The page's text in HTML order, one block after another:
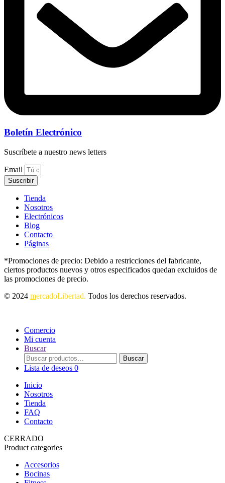
Boletín Electrónico
Suscríbete a nuestro news letters
Email
Suscribir
Tienda
Nosotros
Electrónicos
Blog
Contacto
Páginas
*Promociones de precio: Debido a restricciones del fabricante,
ciertos productos nuevos y otros especificados quedan excluidos de
las promociones de precio.
© 2024 mercadoLibertad. Todos los derechos reservados.
Comercio
Mi cuenta
Buscar
Buscar
por:
Buscar
Lista de deseos 0
Inicio
Nosotros
Tienda
FAQ
Contacto
CERRADO
Product categories
Accesorios
Bocinas